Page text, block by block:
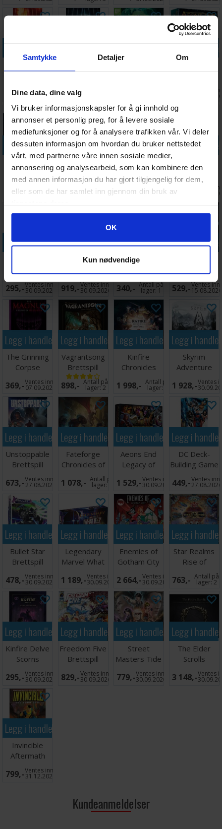
Samtykke Detaljer Om
Dine data, dine valg
Vi bruker informasjonskapsler for å gi innhold og
annonser et personlig preg, for å levere sosiale
mediefunksjoner og for å analysere trafikken vår. Vi deler
dessuten informasjon om hvordan du bruker nettstedet
vårt, med partnerne våre innen sosiale medier,
annonsering og analysearbeid, som kan kombinere den
med annen informasjon du har gjort tilgjengelig for dem,
eller som de har samlet inn gjennom din bruk av
Googles retningslinjer for personvern
OK
Kun nødvendige
818,-Ventes inn
30.09.2026 688,-Ventes inn
30.09.2026
Legg i
Ventes inn
31.12.2026
Legg i handlekurven
Aeons End
Legacy
Brettspill
1 389,- Ventes inn
30.09.2026
Legg i handlekurven
Dice Throne
Season 2
Battle Box 1
378,- Ventes inn
30.09.2026
Legg i handlekurven
Unmatched
Suns Origin
Brettspill
437,- Antall på
lager:2
Legg i
Astro Knights
Brettspill
759,- Ventes inn
30.09.2026
Legg i handlekurven
Vainglorys
Grotto
295,-Ventes inn
30.09.2026
Legg i handlekurven
Aeons End
Brettspill
919,-Ventes inn
30.09.2026
Legg i handlekurven
Dice Throne
ReRolled Box
340,- Antall på
lager:1
Legg i
Multiverse
Brettspill
529,-Ventes inn
15.08.2026
Legg i handlekurven
The Grinning
Corpse
Brettspill
369,-Ventes inn
07.09.2026
Legg i handlekurven
Vagrantsong
Brettspill
898,- Antall på
lager:2
Legg i handlekurven
Kinfire
Chronicles
Nights Fall
1 998,- Antall på
lager:
Legg i
Skyrim
Adventure
Game
Brettspill
1 928,-Ventes
Legg i handlekurven
Unstoppable
Brettspill
673,-Ventes inn
27.08.2026
Legg i handlekurven
Fateforge
Chronicles of
Kaan
Brettspill
1 078,- Antall på
lager:
Legg i handlekurven
Aeons End
Legacy of
Gravehold
Brettspill
1 529,-Ventes inn
30.09.2026
Legg i
DC Deck-
Building Game
Brettspill
449,-Ventes inn
27.08.2026
Legg i handlekurven
Bullet Star
Brettspill
478,-Ventes inn
30.09.2026
Legg i handlekurven
Legendary
Marvel What
If Brettspill
1 189,-Ventes inn
30.09.2026
Legg i handlekurven
Enemies of
Gotham City
Brettspill
2 664,-Ventes inn
30.09.2026
Legg i
Star Realms
Rise of
Empire
Brettspill
763,- Antall på
lager:2
Legg i handlekurven
Kinfire Delve
Scorns
Stockade
Brettspill
295,-Ventes inn
30.09.2026
Legg i handlekurven
Freedom Five
Brettspill
829,-Ventes inn
30.09.2026
Legg i handlekurven
Street
Masters Tide
of the Dragon
779,-Ventes inn
30.09.2026
Legg i
The Elder
Scrolls
Brettspill
3 148,-Ventes
Legg i handlekurven
Invincible
Aftermath
Kortspill
799,-Ventes inn
31.12.2026
Kundeanmeldelser